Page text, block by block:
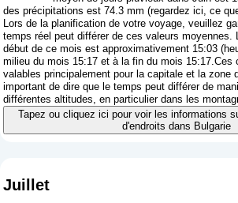
des précipitations est 74.3 mm (regardez ici, ce
Lors de la planification de votre voyage, veuillez
temps réel peut différer de ces valeurs moyennes.
début de ce mois est approximativement 15:03
milieu du mois 15:17 et à la fin du mois
valables principalement pour la capitale et la zone
important de dire que le temps peut différer de
différentes altitudes, en particulier dans les
Tapez ou cliquez ici pour voir les informations
d'endroits dans Bulgarie
Juillet